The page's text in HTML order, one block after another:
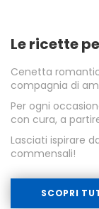
Le ricette
Cenetta
compagnia di
Per ogni
con cura, a
Lasciati ispirare
commensali!
SCOPRI